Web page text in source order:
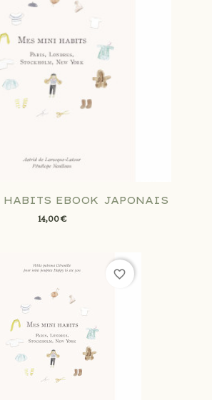
EBOOK JAPONAIS
14,00 €
favorite_border